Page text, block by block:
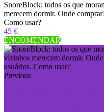
SnoreBlock: todos os que
merecem dormir. Onde
Como usar?
45 €
ENCOMENDAR
Previous